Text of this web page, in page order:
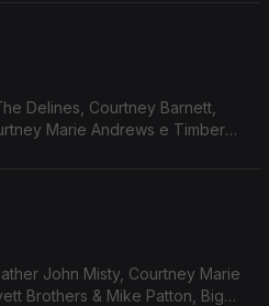
Delines, Courtney Barnett,
Marie Andrews e Timber
John Misty, Courtney Marie
Brothers & Mike Patton, Big